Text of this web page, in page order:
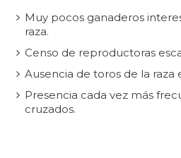
Muy pocos ganaderos
raza.
Censo de reproductoras
Ausencia de toros de la raza
Presencia cada vez más
cruzados.